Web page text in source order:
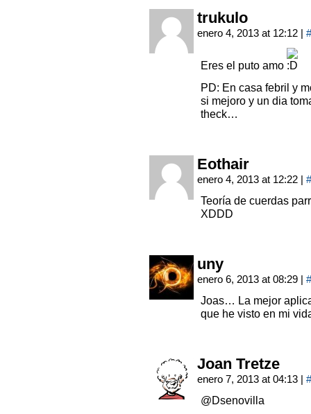
trukulo
enero 4, 2013 at 12:12 | #
Eres el puto amo
PD: En casa febril y
si mejoro y un dia
theck…
Eothair
enero 4, 2013 at 12:22 | #
Teoría de cuerdas
XDDD
uny
enero 6, 2013 at 08:29 | #
Joas… La mejor
que he visto en mi
Joan Tretze
enero 7, 2013 at 04:13 | #
@Dsenovilla